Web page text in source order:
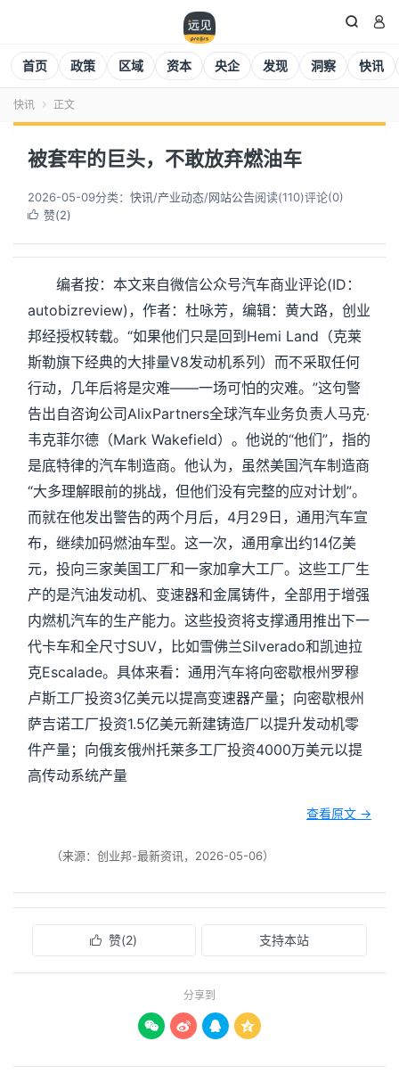
 
首页 政策 区域 资本 央企 发现 洞察 快讯
快讯  正文
被套牢的巨头，不敢放弃燃油车
2026-05-09分类： 快讯/产业动态/网站公告阅读(110)评论(0)
 赞(2)
编者按：本文来自微信公众号汽车商业评论(ID：
autobizreview)，作者：杜咏芳，编辑：黄大路，创业
邦经授权转载。“如果他们只是回到Hemi Land（克莱
斯勒旗下经典的大排量V8发动机系列）而不采取任何
行动，几年后将是灾难——一场可怕的灾难。”这句警
告出自咨询公司AlixPartners全球汽车业务负责人马克·
韦克菲尔德（Mark Wakefield）。他说的“他们”，指的
是底特律的汽车制造商。他认为，虽然美国汽车制造商
“大多理解眼前的挑战，但他们没有完整的应对计划”。
而就在他发出警告的两个月后，4月29日，通用汽车宣
布，继续加码燃油车型。这一次，通用拿出约14亿美
元，投向三家美国工厂和一家加拿大工厂。这些工厂生
产的是汽油发动机、变速器和金属铸件，全部用于增强
内燃机汽车的生产能力。这些投资将支撑通用推出下一
代卡车和全尺寸SUV，比如雪佛兰Silverado和凯迪拉
克Escalade。具体来看：通用汽车将向密歇根州罗穆
卢斯工厂投资3亿美元以提高变速器产量；向密歇根州
萨吉诺工厂投资1.5亿美元新建铸造厂以提升发动机零
件产量；向俄亥俄州托莱多工厂投资4000万美元以提
高传动系统产量
查看原文 →
（来源：创业邦-最新资讯，2026-05-06）
 赞(2) 支持本站
分享到
   